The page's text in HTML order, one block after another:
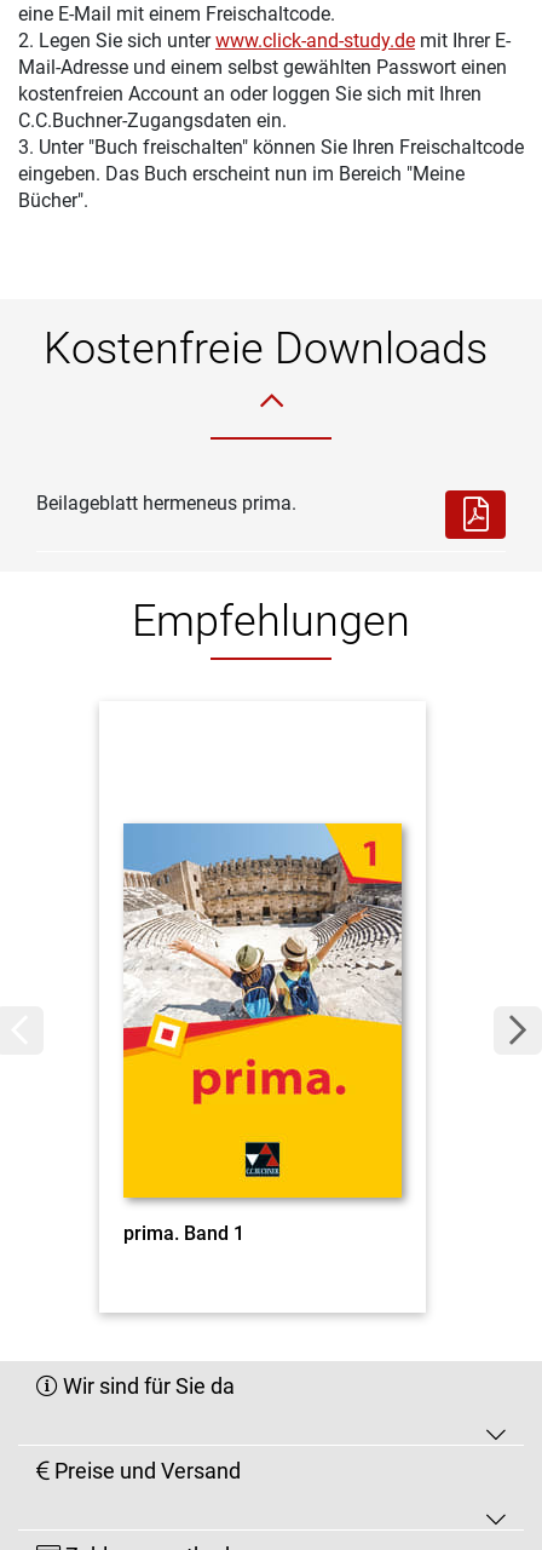
eine E-Mail mit einem Freischaltcode.
2. Legen Sie sich unterwww.click-and-study.de mit Ihrer E-
Mail-Adresse und einem selbst gewählten Passwort einen
kostenfreien Account an oder loggen Sie sich mit Ihren
C.C.Buchner-Zugangsdaten ein.
3. Unter "Buch freischalten" können Sie Ihren Freischaltcode
eingeben. Das Buch erscheint nun im Bereich "Meine
Bücher".
Kostenfreie Downloads
Beilageblatt hermeneus prima.
Empfehlungen
prima. Band 1
Wir sind für Sie da
Preise und Versand